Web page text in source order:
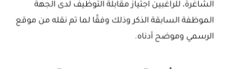
الشاغرة، للراغبين اجتياز مقابلة التوظيف لدى الجهة
الموظفة السابقة الذكر وذلك وفقًا لما تم نقله من موقع
الرسمي وموضح أدناه.